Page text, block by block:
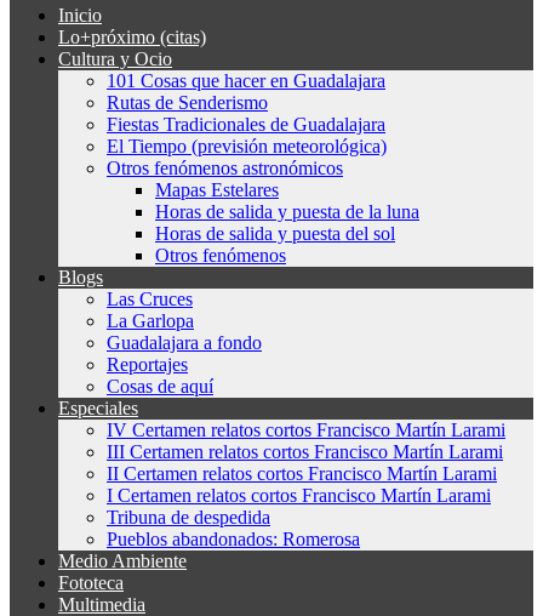
Inicio
Lo+próximo (citas)
Cultura y Ocio
101 Cosas que hacer en Guadalajara
Rutas de Senderismo
Fiestas Tradicionales de Guadalajara
El Tiempo (previsión meteorológica)
Otros fenómenos astronómicos
Mapas Estelares
Horas de salida y puesta de la luna
Horas de salida y puesta del sol
Otros fenómenos
Blogs
Las Cruces
La Garlopa
Guadalajara a fondo
Reportajes
Cosas de aquí
Especiales
IV Certamen relatos cortos Francisco Martín Larami
III Certamen relatos cortos Francisco Martín Larami
II Certamen relatos cortos Francisco Martín Larami
I Certamen relatos cortos Francisco Martín Larami
Tribuna de despedida
Pueblos abandonados: Romerosa
Medio Ambiente
Fototeca
Multimedia